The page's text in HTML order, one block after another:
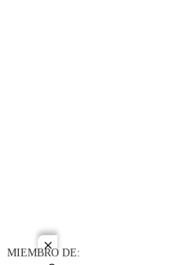
close
MIEMBRO DE: